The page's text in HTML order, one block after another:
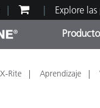
Explore
Rite Aprendizaje